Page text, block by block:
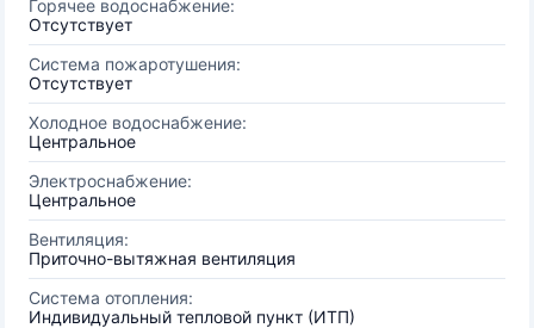
Горячее водоснабжение:
Отсутствует
Система пожаротушения:
Отсутствует
Холодное водоснабжение:
Центральное
Электроснабжение:
Центральное
Вентиляция:
Приточно-вытяжная вентиляция
Система отопления:
Индивидуальный тепловой пункт (ИТП)